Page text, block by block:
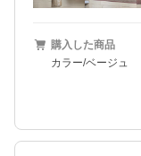
購入した商品
カラー/ベージュ